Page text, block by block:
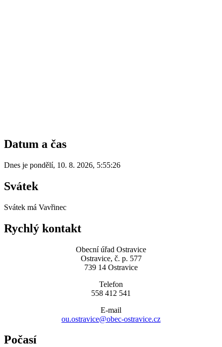
Datum a čas
Dnes je pondělí, 10. 8. 2026, 5:55:26
Svátek
Svátek má Vavřinec
Rychlý kontakt
Obecní úřad Ostravice
Ostravice, č. p. 577
739 14 Ostravice
Telefon
558 412 541
E-mail
ou.ostravice@obec-ostravice.cz
Počasí